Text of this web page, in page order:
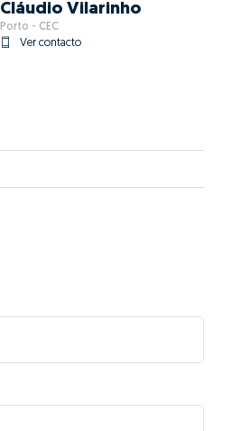
Cláudio Vilarinho
Porto - CEC
Ver contacto